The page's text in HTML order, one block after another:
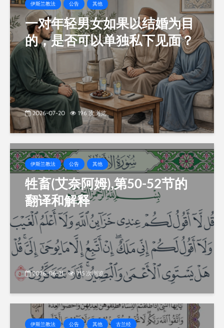
伊斯兰教法 公告 其他
一对年轻男女如果以结婚为目
的，是否可以单独私下见面？
2026-07-20 196 次浏览
伊斯兰教法 公告 其他
牲畜(艾奈阿姆),第50-52节的
翻译和解释
2026-06-21 715 次浏览
伊斯兰教法 公告 其他 古兰经